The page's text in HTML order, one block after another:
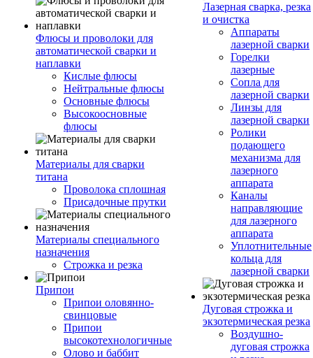
Флюсы и проволоки для
автоматической сварки и
наплавки
Кислые флюсы
Нейтральные флюсы
Основные флюсы
Высокоосновные
флюсы
Материалы для сварки
титана
Проволока сплошная
Присадочные прутки
Материалы специального
назначения
Строжка и резка
Припои
Припои оловянно-
свинцовые
Припои
высокотехнологичные
Олово и баббит
Лазерная сварка, резка
и очистка
Аппараты
лазерной сварки
Горелки
лазерные
Сопла для
лазерной сварки
Линзы для
лазерной сварки
Ролики
подающего
механизма для
лазерного
аппарата
Каналы
направляющие
для лазерного
аппарата
Уплотнительные
кольца для
лазерной сварки
Дуговая строжка и
экзотермическая резка
Воздушно-
дуговая строжка